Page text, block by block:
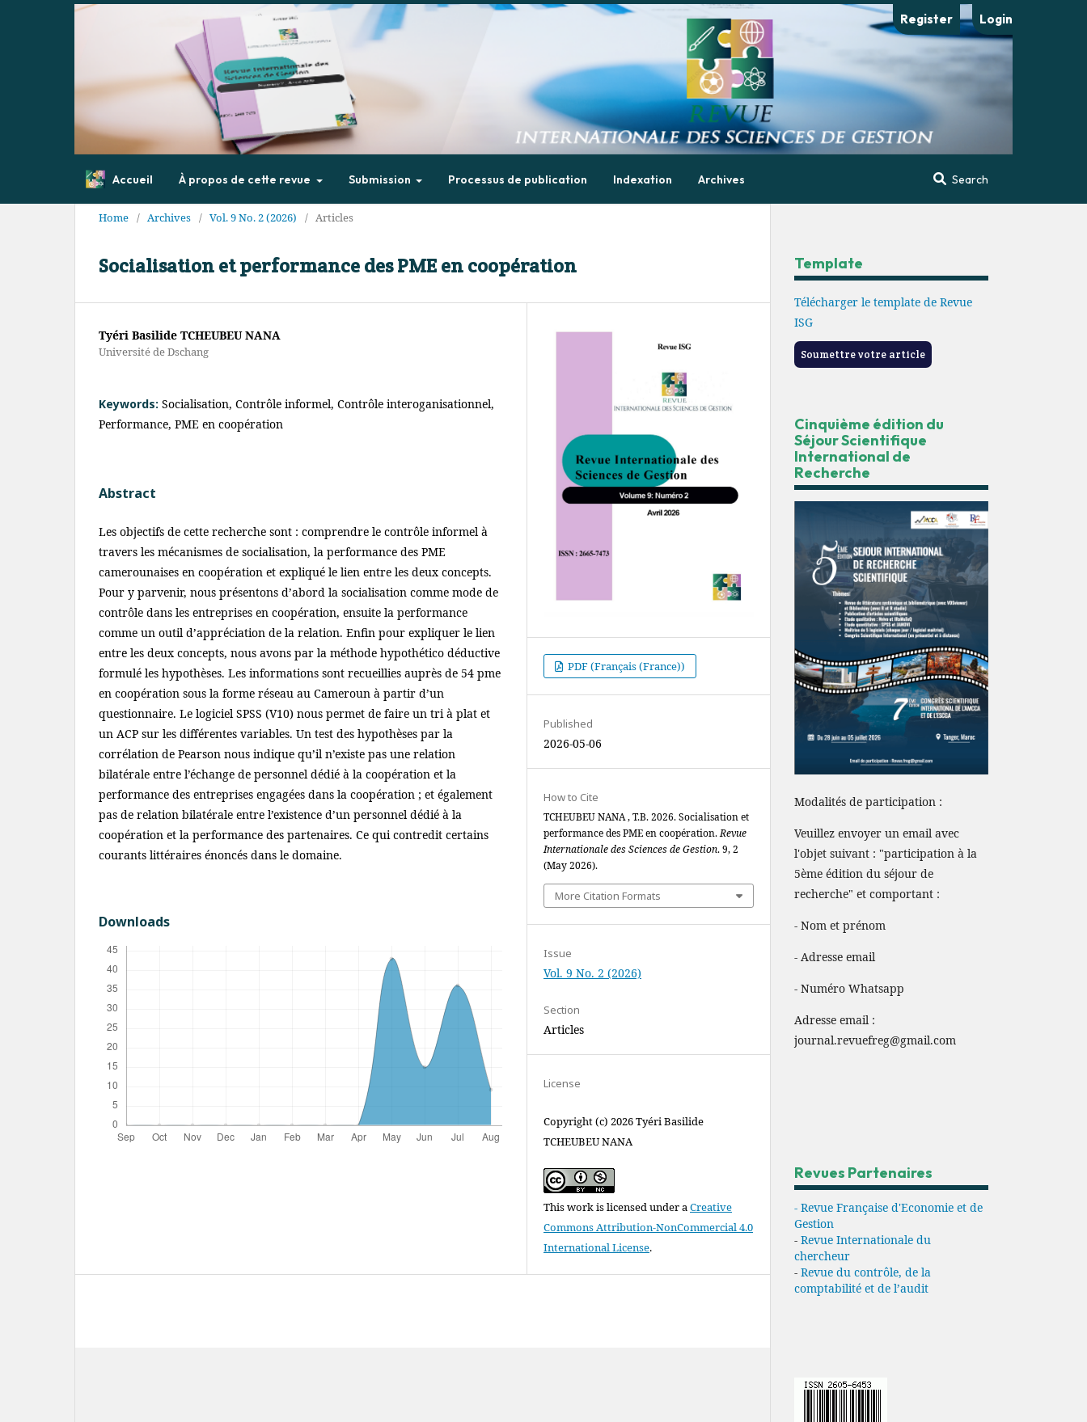
Accueil À propos de cette revue Submission Processus de publication Indexation Archives Search
Register Login
Home / Archives / Vol. 9 No. 2 (2026) / Articles
Socialisation et performance des PME en coopération
Tyéri Basilide TCHEUBEU NANA
Université de Dschang
Keywords: Socialisation, Contrôle informel, Contrôle interoganisationnel,
Performance, PME en coopération
Abstract
Les objectifs de cette recherche sont : comprendre le contrôle informel à
travers les mécanismes de socialisation, la performance des PME
camerounaises en coopération et expliqué le lien entre les deux concepts.
Pour y parvenir, nous présentons d’abord la socialisation comme mode de
contrôle dans les entreprises en coopération, ensuite la performance
comme un outil d’appréciation de la relation. Enfin pour expliquer le lien
entre les deux concepts, nous avons par la méthode hypothético déductive
formulé les hypothèses. Les informations sont recueillies auprès de 54 pme
en coopération sous la forme réseau au Cameroun à partir d’un
questionnaire. Le logiciel SPSS (V10) nous permet de faire un tri à plat et
un ACP sur les différentes variables. Un test des hypothèses par la
corrélation de Pearson nous indique qu’il n’existe pas une relation
bilatérale entre l’échange de personnel dédié à la coopération et la
performance des entreprises engagées dans la coopération ; et également
pas de relation bilatérale entre l’existence d’un personnel dédié à la
coopération et la performance des partenaires. Ce qui contredit certains
courants littéraires énoncés dans le domaine.
Downloads
PDF (Français (France))
Published
2026-05-06
How to Cite
TCHEUBEU NANA , T.B. 2026. Socialisation et
performance des PME en coopération.Revue
Internationale des Sciences de Gestion. 9, 2
(May 2026).
More Citation Formats
Issue
Vol. 9 No. 2 (2026)
Section
Articles
License
Copyright (c) 2026 Tyéri Basilide
TCHEUBEU NANA
This work is licensed under aCreative
Commons Attribution-NonCommercial 4.0
International License.
Template
Télécharger le template de Revue
ISG
Soumettre votre article
Cinquième édition du
Séjour Scientifique
International de
Recherche
Modalités de participation :
Veuillez envoyer un email avec
l'objet suivant : "participation à la
5ème édition du séjour de
recherche" et comportant :
- Nom et prénom
- Adresse email
- Numéro Whatsapp
Adresse email :
journal.revuefreg@gmail.com
Revues Partenaires
- Revue Française d'Economie et de
Gestion
- Revue Internationale du
chercheur
- Revue du contrôle, de la
comptabilité et de l’audit